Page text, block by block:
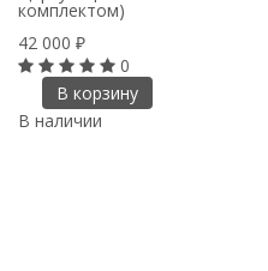
комплектом)
42 000 ₽
0
В корзину
В наличии